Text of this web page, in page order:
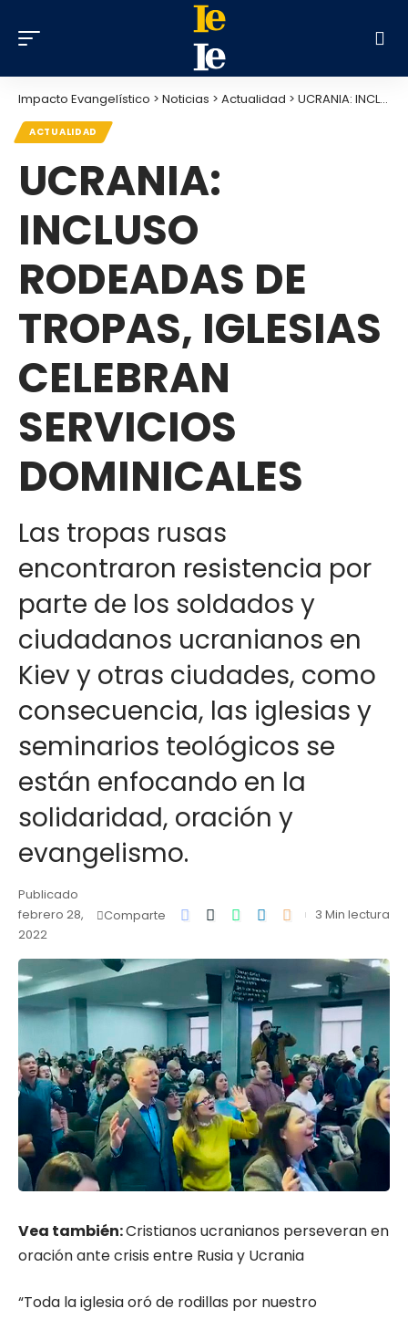
Impacto Evangelístico > Noticias > Actualidad > UCRANIA: INCLUSO RODEADAS DE TROPAS, IGLESIAS CELEBRAN SERVICIOS DOMINICALES
ACTUALIDAD
UCRANIA:
INCLUSO
RODEADAS DE
TROPAS, IGLESIAS
CELEBRAN
SERVICIOS
DOMINICALES
Las tropas rusas
encontraron resistencia por
parte de los soldados y
ciudadanos ucranianos en
Kiev y otras ciudades, como
consecuencia, las iglesias y
seminarios teológicos se
están enfocando en la
solidaridad, oración y
evangelismo.
Publicado
febrero 28,
2022
Comparte 3 Min lectura
Vea también:Cristianos ucranianos perseveran en
oración ante crisis entre Rusia y Ucrania
“Toda la iglesia oró de rodillas por nuestro